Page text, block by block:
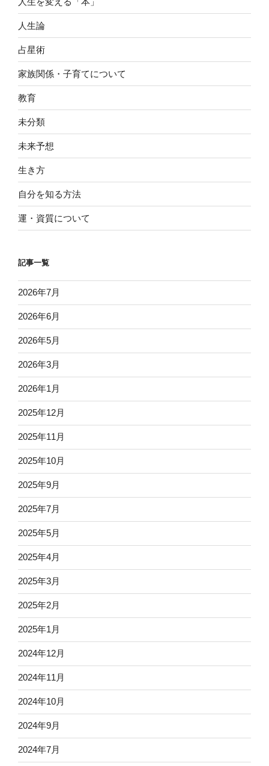
人生論
占星術
家族関係・子育てについて
教育
未分類
未来予想
生き方
自分を知る方法
運・資質について
記事一覧
2026年7月
2026年6月
2026年5月
2026年3月
2026年1月
2025年12月
2025年11月
2025年10月
2025年9月
2025年7月
2025年5月
2025年4月
2025年3月
2025年2月
2025年1月
2024年12月
2024年11月
2024年10月
2024年9月
2024年7月